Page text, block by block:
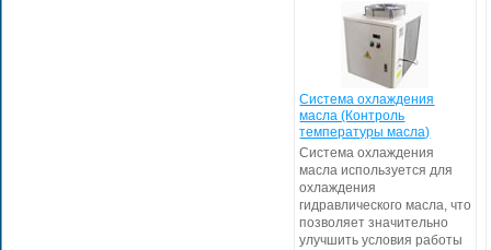
Система охлаждения
масла (Контроль
температуры масла)
Система охлаждения
масла используется для
охлаждения
гидравлического масла, что
позволяет значительно
улучшить условия работы